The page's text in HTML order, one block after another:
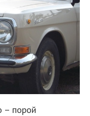
– порой